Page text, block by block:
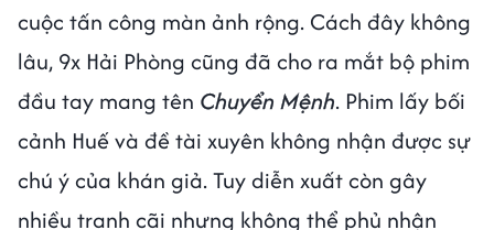
cuộc tấn công màn ảnh rộng. Cách đây không
lâu, 9x Hải Phòng cũng đã cho ra mắt bộ phim
đầu tay mang tên Chuyển Mệnh. Phim lấy bối
cảnh Huế và đề tài xuyên không nhận được sự
chú ý của khán giả. Tuy diễn xuất còn gây
nhiều tranh cãi nhưng không thể phủ nhận